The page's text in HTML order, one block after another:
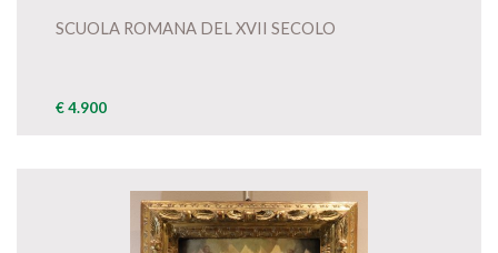
SCUOLA ROMANA DEL XVII SECOLO
€ 4.900